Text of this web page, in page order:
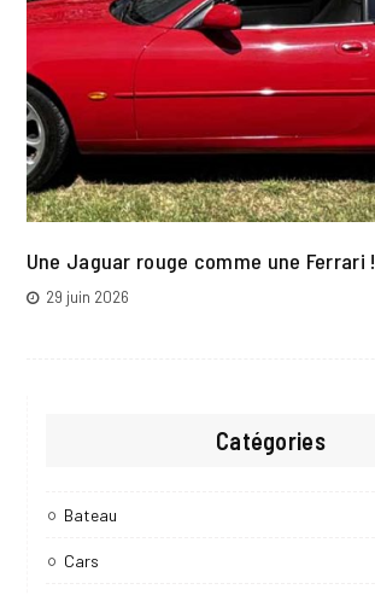
Une Jaguar rouge comme une Ferrari !
29 juin 2026
Catégories
Bateau
Cars